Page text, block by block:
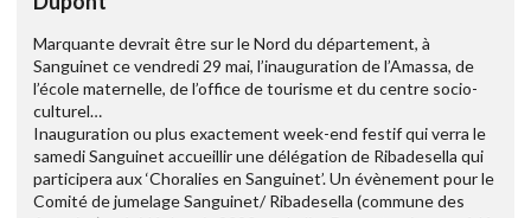
Marquante devrait être sur le Nord du département, à
Sanguinet ce vendredi 29 mai, l’inauguration de l’Amassa, de
l’école maternelle, de l’office de tourisme et du centre socio-
culturel…
Inauguration ou plus exactement week-end festif qui verra le
samedi Sanguinet accueillir une délégation de Ribadesella qui
participera aux ‘Choralies en Sanguinet’. Un évènement pour le
Comité de jumelage Sanguinet/ Ribadesella (commune des